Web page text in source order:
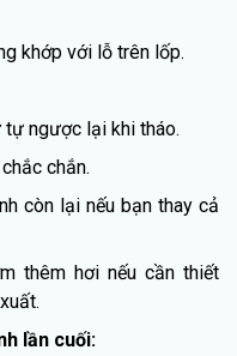
khớp với lỗ trên lốp.
ngược lại khi tháo.
chắn.
còn lại nếu bạn thay cả
thêm hơi nếu cần thiết
lần cuối: